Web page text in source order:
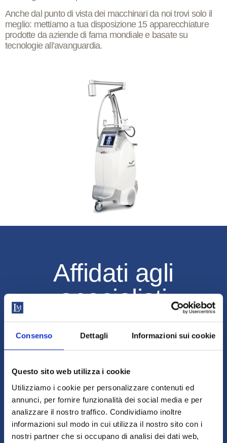
Consenso Dettagli Informazioni sui cookie
Questo sito web utilizza i cookie
Utilizziamo i cookie per personalizzare contenuti ed
annunci, per fornire funzionalità dei social media e per
analizzare il nostro traffico. Condividiamo inoltre
informazioni sul modo in cui utilizza il nostro sito con i
nostri partner che si occupano di analisi dei dati web,
Anche dal punto di vista dei macchinari da noi trovi solo il
meglio: mettiamo a tua disposizione 15 apparecchiature
prodotte da aziende di fama mondiale e basate su
tecnologie all’avanguardia.
Affidati agli
specialisti
Affidati agli
specialisti
La prima consulenza è gratuita!
Prenotando uncheck up gratuito, potrai avere un
il tuo caso specifico e un preventivo
*I risultati possono variare da soggetto a soggetto.
Scopri la nostragaranzia di risultatoe su quali
trattamenti è applicabile.